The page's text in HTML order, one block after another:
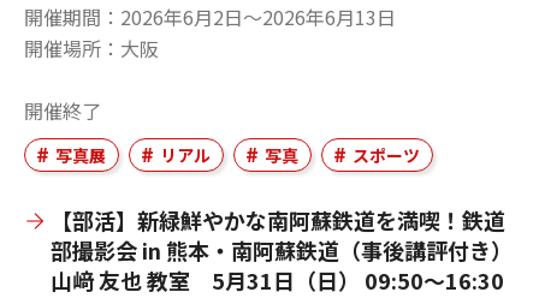
開催期間
2026年6月2日〜2026年6月13日
開催場所
大阪
開催終了
写真展 リアル 写真 スポーツ
【部活】新緑鮮やかな南阿蘇鉄道を満喫！鉄道
部撮影会 in 熊本・南阿蘇鉄道（事後講評付き）
山﨑 友也 教室 5月31日（日） 09:50～16:30